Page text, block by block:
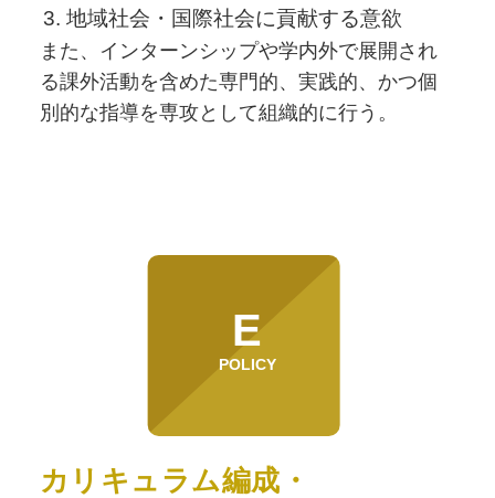
地域社会・国際社会に貢献する意欲
また、インターンシップや学内外で展開され
る課外活動を含めた専門的、実践的、かつ個
別的な指導を専攻として組織的に行う。
E
POLICY
カリキュラム編成・